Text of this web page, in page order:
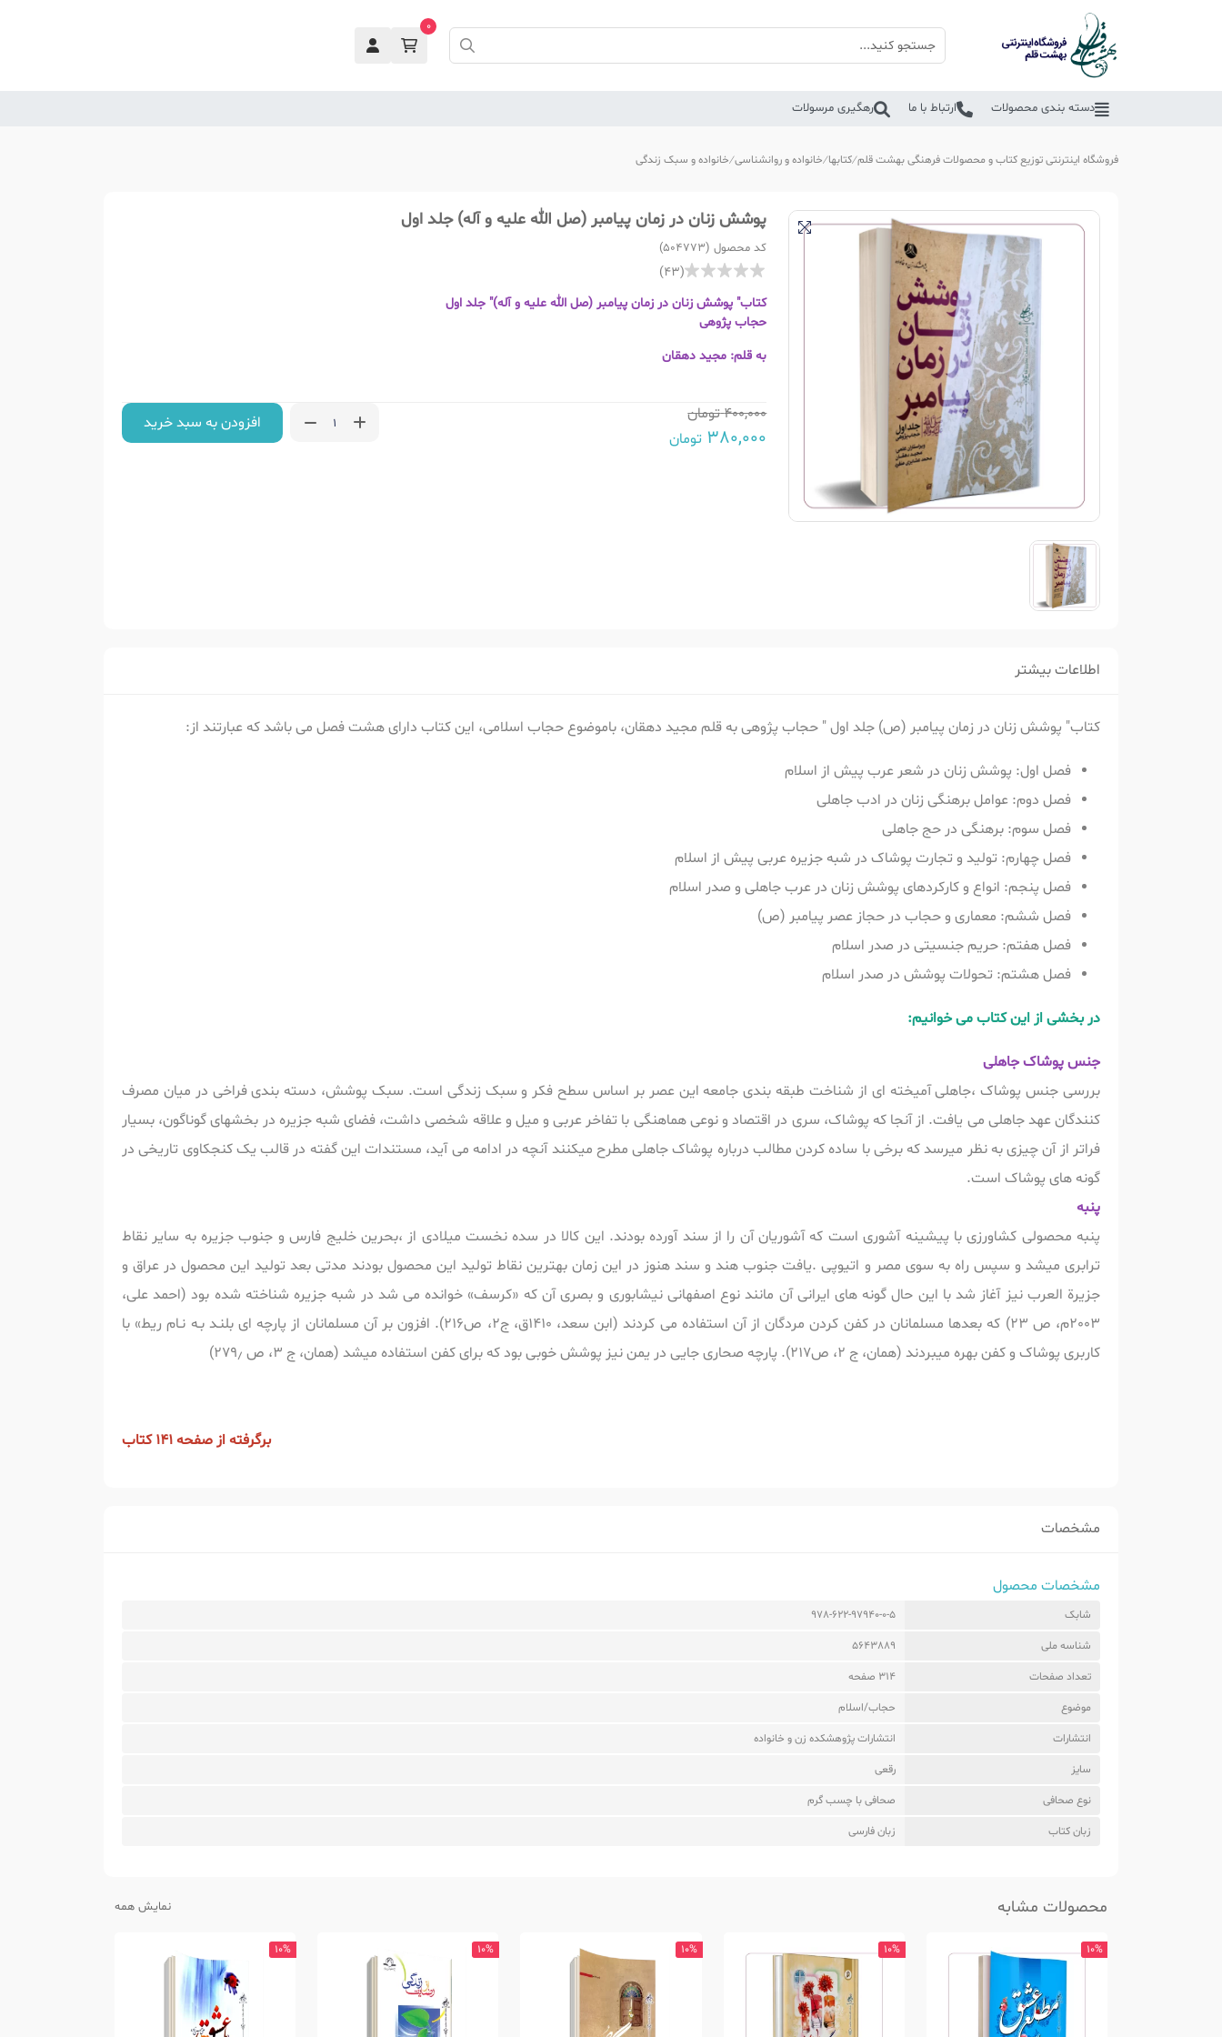
0
دسته بندی محصولات ارتباط با ما رهگیری مرسولات
فروشگاه اینترنتی توزیع کتاب و محصولات فرهنگی بهشت قلم کتابها خانواده و روانشناسی خانواده و سبک زندگی
پوشش زنان در زمان پیامبر (صل الله علیه و آله) جلد اول
کد محصول (504773)
(43)
کتاب" پوشش زنان در زمان پیامبر (صل الله علیه و آله)" جلد اول
حجاب پژوهی
به قلم: مجید دهقان
400,000تومان
380,000 تومان
افزودن به سبد خرید
اطلاعات بیشتر
کتاب" پوشش زنان در زمان پیامبر (ص) جلد اول " حجاب پژوهی به قلم مجید دهقان، باموضوع حجاب اسلامی، این کتاب دارای هشت فصل می باشد که عبارتند از:
فصل اول: پوشش زنان در شعر عرب پیش از اسلام
فصل دوم: عوامل برهنگی زنان در ادب جاهلی
فصل سوم: برهنگی در حج جاهلی
فصل چهارم: تولید و تجارت پوشاک در شبه جزیره عربی پیش از اسلام
فصل پنجم: انواع و کارکردهای پوشش زنان در عرب جاهلی و صدر اسلام
فصل ششم: معماری و حجاب در حجاز عصر پیامبر (ص)
فصل هفتم: حریم جنسیتی در صدر اسلام
فصل هشتم: تحولات پوشش در صدر اسلام
در بخشی از این کتاب می خوانیم:
جنس پوشاک جاهلی
بررسی جنس پوشاک ،جاهلی آمیخته ای از شناخت طبقه بندی جامعه این عصر بر اساس سطح فکر و سبک زندگی است. سبک پوشش، دسته بندی فراخی در میان مصرف
کنندگان عهد جاهلی می یافت. از آنجا که پوشاک، سری در اقتصاد و نوعی هماهنگی با تفاخر عربی و میل و علاقه شخصی داشت، فضای شبه جزیره در بخشهای گوناگون، بسیار
فراتر از آن چیزی به نظر میرسد که برخی با ساده کردن مطالب درباره پوشاک جاهلی مطرح میکنند آنچه در ادامه می آید، مستندات این گفته در قالب یک کنجکاوی تاریخی در
گونه های پوشاک است.
پنبه
پنبه محصولی کشاورزی با پیشینه آشوری است که آشوریان آن را از سند آورده بودند. این کالا در سده نخست میلادی از ،بحرین خلیج فارس و جنوب جزیره به سایر نقاط
ترابری میشد و سپس راه به سوی مصر و اتیوپی .یافت جنوب هند و سند هنوز در این زمان بهترین نقاط تولید این محصول بودند مدتی بعد تولید این محصول در عراق و
جزيرة العرب نیز آغاز شد با این حال گونه های ایرانی آن مانند نوع اصفهانی نیشابوری و بصری آن که «کرسف» خوانده می شد در شبه جزیره شناخته شده بود (احمد علی،
2003م، ص 23) که بعدها مسلمانان در کفن کردن مردگان از آن استفاده می کردند (ابن سعد، 1410ق، ج2، ص216). افزون بر آن مسلمانان از پارچه ای بلنـد بـه نـام ریط» با
کاربری پوشاک و کفن بهره میبردند (همان، ج 2، ص217). پارچه صحاری جایی در یمن نیز پوشش خوبی بود که برای کفن استفاده میشد (همان، ج 3، ص 279٫)
برگرفته از صفحه 141 کتاب
مشخصات
مشخصات محصول
شابک 978-622-97940-0-5
شناسه ملی 5643889
تعداد صفحات 314 صفحه
موضوع حجاب/اسلام
انتشارات انتشارات پژوهشکده زن و خانواده
سایز رقعی
نوع صحافی صحافی با چسب گرم
زبان کتاب زبان فارسی
محصولات مشابه نمایش همه
10%
10%
10%
10%
10%